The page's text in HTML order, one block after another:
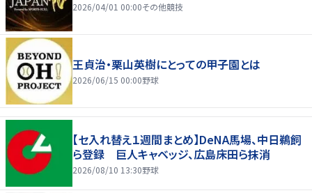
2026/04/01 00:00その他競技
王貞治・栗山英樹にとっての甲子園とは
2026/06/15 00:00野球
【セ入れ替え１週間まとめ】DeNA馬場、中日鵜飼
ら登録 巨人キャベッジ、広島床田ら抹消
2026/08/10 13:30野球